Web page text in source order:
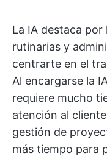
La IA destaca
rutinarias y
centrarte en el
Al encargarse la
requiere mucho
atención al
gestión de
más tiempo para